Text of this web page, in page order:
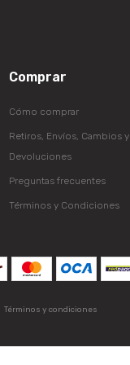
Comprar
Cómo comprar
Retiros, Envíos, Cambios y
Devoluciones
Preguntas frecuentes
Términos y Condiciones
Términos y condiciones